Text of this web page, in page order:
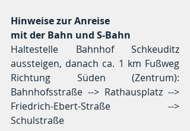
Hinweise zur Anreise
mit der Bahn und S-Bahn
Haltestelle Bahnhof Schkeuditz
aussteigen, danach ca. 1 km Fußweg
Richtung Süden (Zentrum):
Bahnhofsstraße --> Rathausplatz -->
Friedrich-Ebert-Straße -->
Schulstraße